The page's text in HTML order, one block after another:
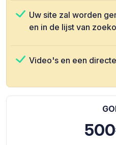
Uw site zal worden
en in de lijst van
Video's en een